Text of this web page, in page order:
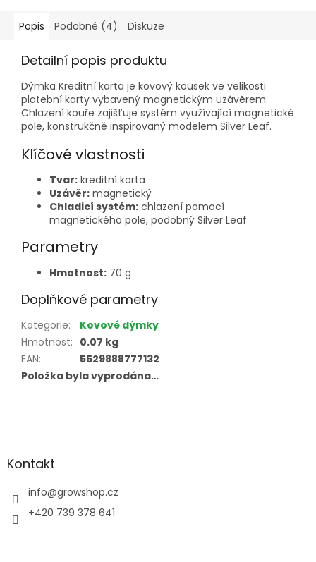
Popis Podobné (4) Diskuze
Detailní popis produktu
Dýmka Kreditní karta je kovový kousek ve velikosti
platební karty vybavený magnetickým uzávěrem.
Chlazení kouře zajišťuje systém využívající magnetické
pole, konstrukčně inspirovaný modelem Silver Leaf.
Klíčové vlastnosti
Tvar: kreditní karta
Uzávěr: magnetický
Chladicí systém: chlazení pomocí
magnetického pole, podobný Silver Leaf
Parametry
Hmotnost: 70 g
Doplňkové parametry
Kategorie:
Kovové dýmky
Hmotnost: 0.07 kg
EAN:
5529888777132
Položka byla vyprodána…
Z
aKontakt
info@growshop.cz
+420 739 378 641